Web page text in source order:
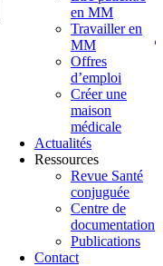
en MM
Travailler en
MM
Offres
d’emploi
Créer une
maison
médicale
Actualités
Ressources
Revue Santé
conjuguée
Centre de
documentation
Publications
Contact